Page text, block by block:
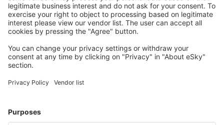
Accommodaties die u bevallen
Kies uit meer dan 1,3 miljoen accommodaties: hotels,
Meest gezochte hotels door eSky-gebruikers
Hotels in Palermo Hotels in Milaan Hotels in Napels